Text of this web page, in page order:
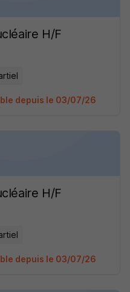
H/F
depuis le 03/07/26
H/F
depuis le 03/07/26